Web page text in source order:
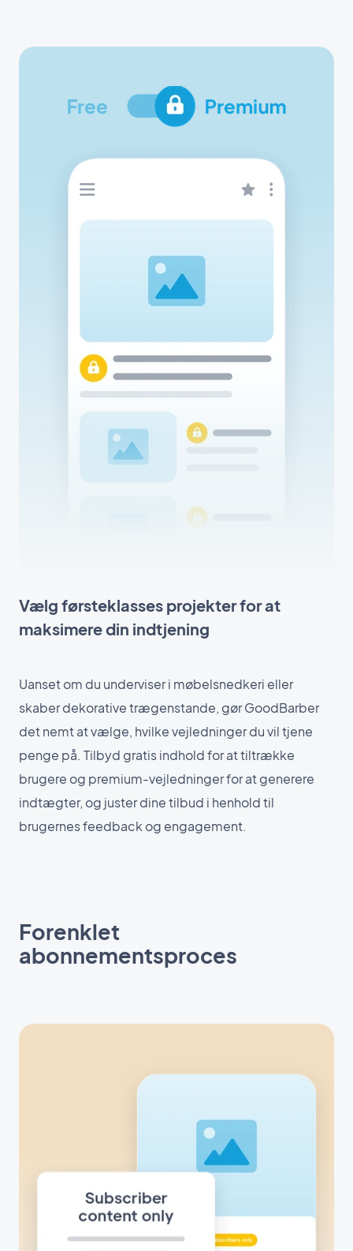
Vælg førsteklasses projekter for at
maksimere din indtjening
Uanset om du underviser i møbelsnedkeri eller
skaber dekorative trægenstande, gør GoodBarber
det nemt at vælge, hvilke vejledninger du vil tjene
penge på. Tilbyd gratis indhold for at tiltrække
brugere og premium-vejledninger for at generere
indtægter, og juster dine tilbud i henhold til
brugernes feedback og engagement.
Forenklet
abonnementsproces